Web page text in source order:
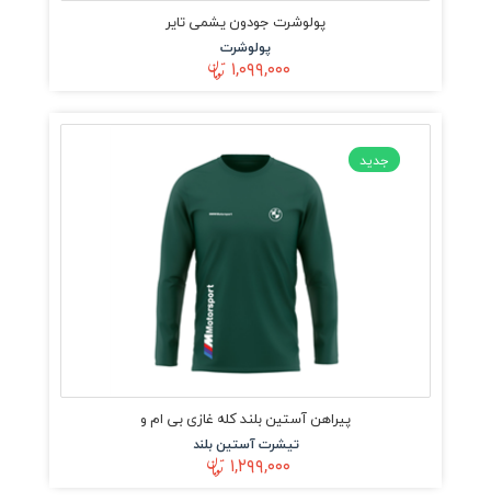
پولوشرت جودون یشمی تایر
پولوشرت
۱,۰۹۹,۰۰۰
جدید
پیراهن آستین بلند کله غازی بی ام و
تیشرت آستین بلند
۱,۲۹۹,۰۰۰